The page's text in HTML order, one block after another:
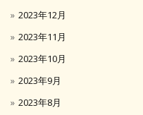
2023年12月
2023年11月
2023年10月
2023年9月
2023年8月